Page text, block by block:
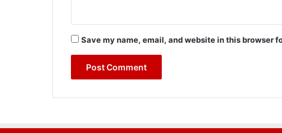
Save my name, email, and website in this browser